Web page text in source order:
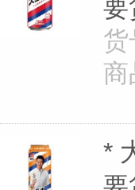
要
货
商
*